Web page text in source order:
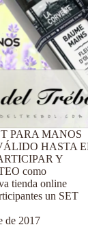
PARA MANOS
HASTA
Y
como
tienda online
un SET
de 2017